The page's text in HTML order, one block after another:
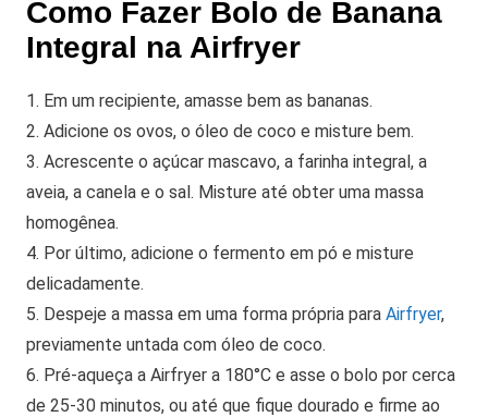
Como Fazer Bolo de Banana
Integral na Airfryer
1. Em um recipiente, amasse bem as bananas.
2. Adicione os ovos, o óleo de coco e misture bem.
3. Acrescente o açúcar mascavo, a farinha integral, a
aveia, a canela e o sal. Misture até obter uma massa
homogênea.
4. Por último, adicione o fermento em pó e misture
delicadamente.
5. Despeje a massa em uma forma própria para Airfryer,
previamente untada com óleo de coco.
6. Pré-aqueça a Airfryer a 180°C e asse o bolo por cerca
de 25-30 minutos, ou até que fique dourado e firme ao